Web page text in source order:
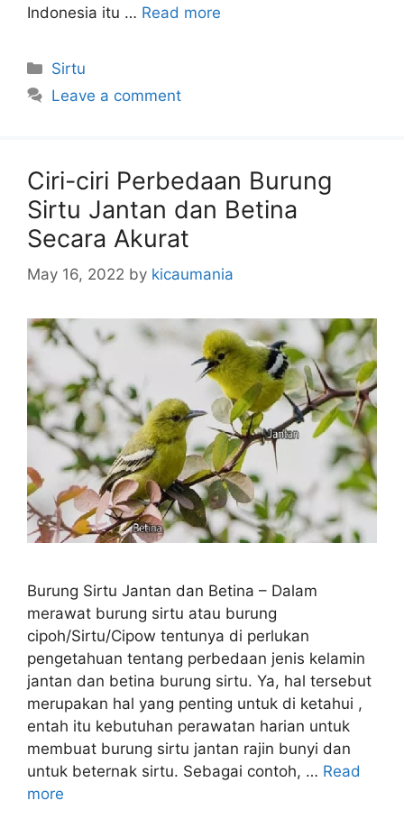
Indonesia itu … Read more
Categories
Sirtu
Leave a comment
Ciri-ciri Perbedaan Burung
Sirtu Jantan dan Betina
Secara Akurat
May 16, 2022 by kicaumania
Burung Sirtu Jantan dan Betina – Dalam
merawat burung sirtu atau burung
cipoh/Sirtu/Cipow tentunya di perlukan
pengetahuan tentang perbedaan jenis kelamin
jantan dan betina burung sirtu. Ya, hal tersebut
merupakan hal yang penting untuk di ketahui ,
entah itu kebutuhan perawatan harian untuk
membuat burung sirtu jantan rajin bunyi dan
untuk beternak sirtu. Sebagai contoh, … Read
more